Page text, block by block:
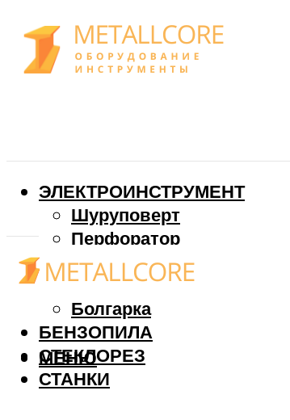
ЭЛЕКТРОИНСТРУМЕНТ
Шуруповерт
Перфоратор
Дрель
Фрезер
Болгарка
БЕНЗОПИЛА
СТЕКЛОРЕЗ
СТАНКИ
МЕНЮ